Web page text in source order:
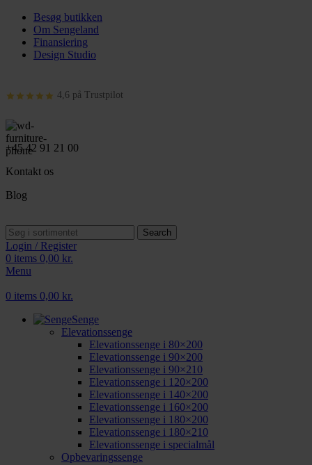
Besøg butikken
Om Sengeland
Finansiering
Design Studio
4,6 på Trustpilot
+45 42 91 21 00
Kontakt os
Blog
Search
Login / Register
0 items 0,00 kr.
Menu
0 items 0,00 kr.
Senge
Elevationssenge
Elevationssenge i 80×200
Elevationssenge i 90×200
Elevationssenge i 90×210
Elevationssenge i 120×200
Elevationssenge i 140×200
Elevationssenge i 160×200
Elevationssenge i 180×200
Elevationssenge i 180×210
Elevationssenge i specialmål
Opbevaringssenge